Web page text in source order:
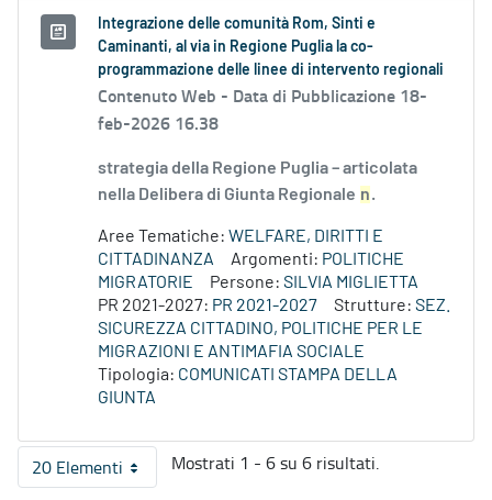
Integrazione delle comunità Rom, Sinti e
Caminanti, al via in Regione Puglia la co-
programmazione delle linee di intervento regionali
Contenuto Web - Data di Pubblicazione 18-
feb-2026 16.38
strategia della Regione Puglia – articolata
nella Delibera di Giunta Regionale n.
Aree Tematiche: WELFARE, DIRITTI E
CITTADINANZA
Argomenti: POLITICHE
MIGRATORIE
Persone: SILVIA MIGLIETTA
PR 2021-2027: PR 2021-2027 Strutture: SEZ.
SICUREZZA CITTADINO, POLITICHE PER LE
MIGRAZIONI E ANTIMAFIA SOCIALE
Tipologia: COMUNICATI STAMPA DELLA
GIUNTA
20 ElementiPer pagina
Mostrati 1 - 6 su 6 risultati.